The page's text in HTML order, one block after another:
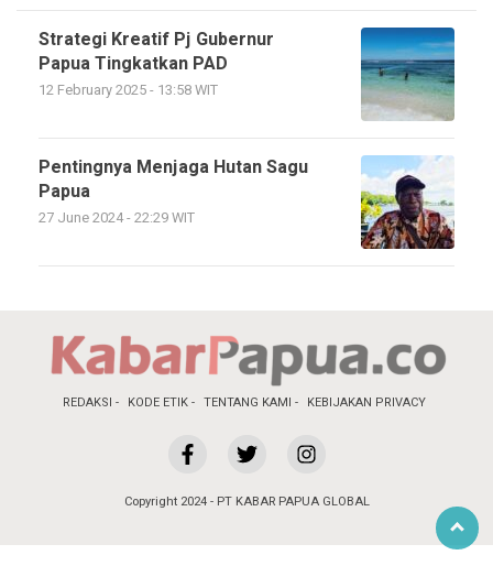
Strategi Kreatif Pj Gubernur
Papua Tingkatkan PAD
12 February 2025 - 13:58 WIT
Pentingnya Menjaga Hutan Sagu
Papua
27 June 2024 - 22:29 WIT
REDAKSI KODE ETIK TENTANG KAMI KEBIJAKAN PRIVACY
Copyright 2024 - PT KABAR PAPUA GLOBAL